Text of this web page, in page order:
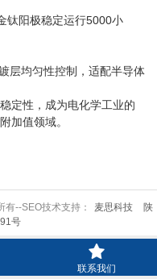
钛阳极稳定运行5000小
层均匀性控制，适配半导体
定性，成为电化学工业的
加值领域‌。
--SEO技术支持： 麦思科技
陕
号

联系我们